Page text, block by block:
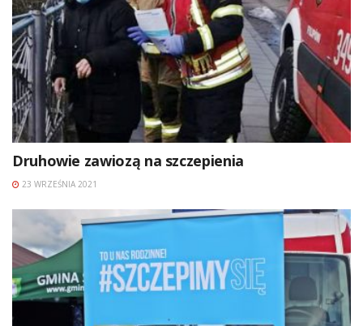
Druhowie zawiozą na szczepienia
23 WRZEŚNIA 2021